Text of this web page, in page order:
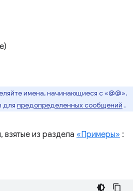
имена, начинающиеся с «@@».
для предопределенных сообщений .
взятые из раздела «Примеры» :